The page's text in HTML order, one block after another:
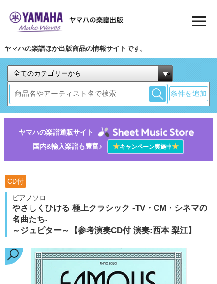
ヤマハの楽譜ほか出版商品の情報サイトです。
条件を追加
ヤマハの楽譜通販サイト
国内&輸入楽譜も豊富♪
★キャンペーン実施中★
CD付
ピアノソロ
やさしくひける 極上クラシック -TV・CM・シネマの
名曲たち-
～ジュピター～【参考演奏CD付 演奏:西本 梨江】